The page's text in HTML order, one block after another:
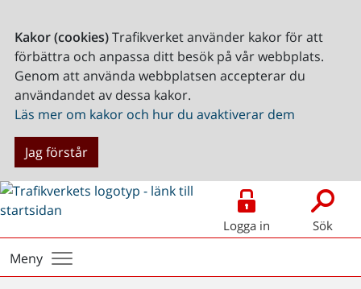
Kakor (cookies)Trafikverket använder kakor för att
förbättra och anpassa ditt besök på vår webbplats.
Genom att använda webbplatsen accepterar du
användandet av dessa kakor.
Läs mer om kakor och hur du avaktiverar dem
Jag förstår
Logga in Sök
Meny